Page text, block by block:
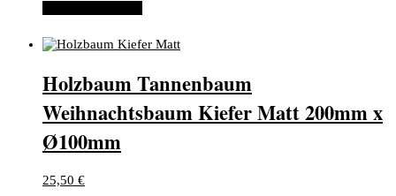
Holzbaum Tannenbaum
Weihnachtsbaum Kiefer Matt 200mm x
Ø100mm
25,50 €